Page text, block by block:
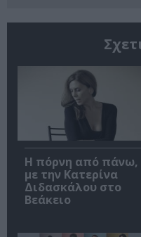
Η πόρνη από πάνω,
με την Κατερίνα
Διδασκάλου στο
Βεάκειο